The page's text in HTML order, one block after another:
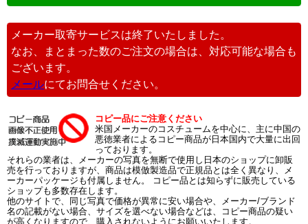
メーカー取寄サービスは終了いたしました。
なお、まとまった数のご注文の場合は、対応可能な場合も
ございます。
メールにてお問合せください。
コピー品にご注意ください
米国メーカーのコスチュームを中心に、主に中国の
悪徳業者によるコピー商品が日本国内で大量に出回
っております。
それらの業者は、メーカーの写真を無断で使用し日本のショップに卸販
売を行っておりますが、商品は模倣製造品で正規品とは全く異なり、メ
ーカーパッケージも付属しません。 コピー品とは知らずに販売している
ショップも多数存在します。
他のサイトで、同じ写真で価格が異常に安い場合や、メーカー/ブランド
名の記載がない場合、サイズを選べない場合などは、コピー商品の疑い
が高くなりますので、購入されないようにお願いいたします。